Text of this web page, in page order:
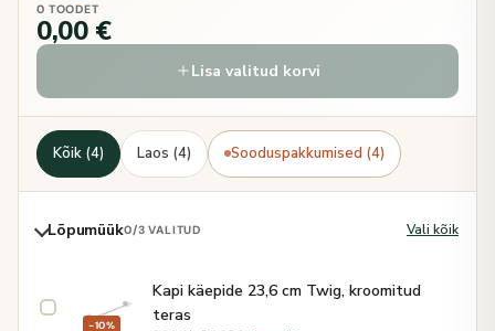
0 TOODET
0,00 €
Lisa valitud korvi
Kõik (4) Laos (4) Sooduspakkumised (4)
Lõpumüük0/3 VALITUD Vali kõik
−10%
Kapi käepide 23,6 cm Twig, kroomitud
teras